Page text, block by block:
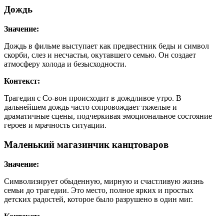
Дождь
Значение:
Дождь в фильме выступает как предвестник беды и символ
скорби, слез и несчастья, окутавшего семью. Он создает
атмосферу холода и безысходности.
Контекст:
Трагедия с Со-вон происходит в дождливое утро. В
дальнейшем дождь часто сопровождает тяжелые и
драматичные сцены, подчеркивая эмоциональное состояние
героев и мрачность ситуации.
Маленький магазинчик канцтоваров
Значение:
Символизирует обыденную, мирную и счастливую жизнь
семьи до трагедии. Это место, полное ярких и простых
детских радостей, которое было разрушено в один миг.